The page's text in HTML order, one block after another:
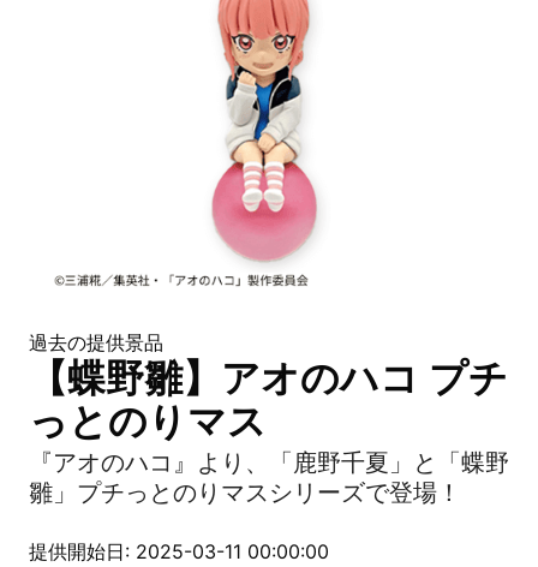
過去の提供景品
【蝶野雛】アオのハコ プチ
っとのりマス
『アオのハコ』より、「鹿野千夏」と「蝶野
雛」プチっとのりマスシリーズで登場！
提供開始日: 2025-03-11 00:00:00